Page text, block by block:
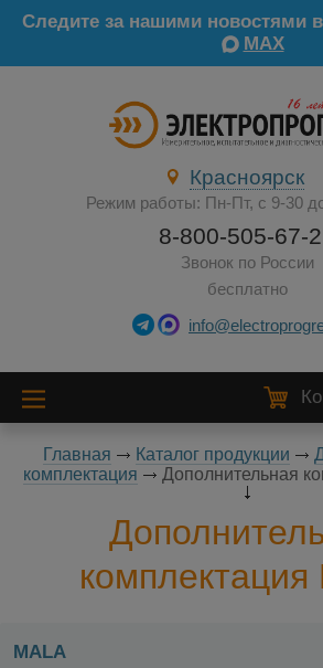
Следите за нашими новостями в
MAX
Красноярск
Режим работы: Пн-Пт, с 9-30
8-800-505-67-
Звонок по России
бесплатно
Главная Каталог продукции
комплектация
Дополнительная
комплектация
MALА